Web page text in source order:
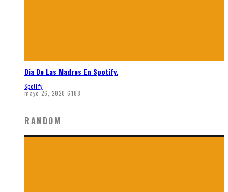
Dia De Las Madres En Spotify.
Spotify
mayo 26, 2020 6188
RANDOM